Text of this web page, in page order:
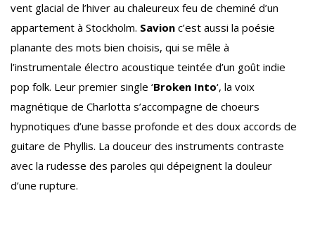
vent glacial de l’hiver au chaleureux feu de cheminé d’un
appartement à Stockholm. Savion c’est aussi la poésie
planante des mots bien choisis, qui se mêle à
l’instrumentale électro acoustique teintée d’un goût indie
pop folk. Leur premier single ‘Broken Into‘, la voix
magnétique de Charlotta s’accompagne de choeurs
hypnotiques d’une basse profonde et des doux accords de
guitare de Phyllis. La douceur des instruments contraste
avec la rudesse des paroles qui dépeignent la douleur
d’une rupture.